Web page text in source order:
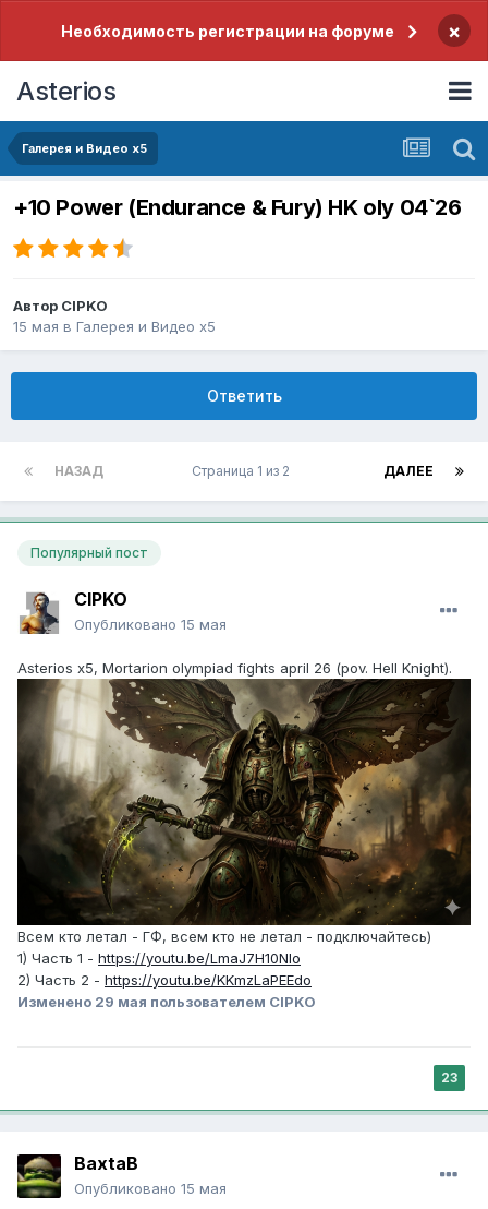
Необходимость регистрации на форуме ×
Asterios
Галерея и Видео x5
+10 Power (Endurance & Fury) HK oly 04`26
Автор CIPKO
15 мая в Галерея и Видео x5
Ответить
НАЗАД ДАЛЕЕ
Страница 1 из 2
Популярный пост
CIPKO
Опубликовано 15 мая
Asterios x5, Mortarion olympiad fights april 26 (pov. Hell Knight).
Всем кто летал - ГФ, всем кто не летал - подключайтесь)
1) Часть 1 - https://youtu.be/LmaJ7H10NIo
2) Часть 2 - https://youtu.be/KKmzLaPEEdo
Изменено 29 мая пользователем CIPKO
23
BaxtaB
Опубликовано 15 мая